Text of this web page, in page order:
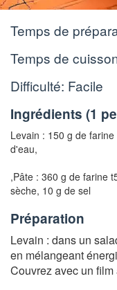
Temps de
Temps de
Difficulté: Facile
Ingrédients (1
Levain : 150 g de
d'eau,
,Pâte : 360 g de farine
sèche, 10 g de sel
Préparation
Levain : dans un
en mélangeant
Couvrez avec un